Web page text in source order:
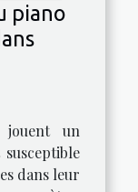
piano
un
dans leur